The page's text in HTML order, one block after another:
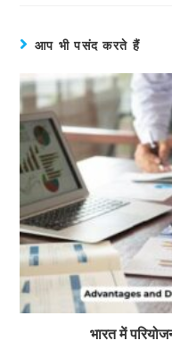
आप भी पसंद करते हैं
भारत में